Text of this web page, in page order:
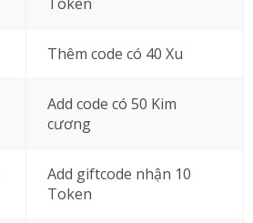
Thêm code có 40 Xu
Add code có 50 Kim
cương
Add giftcode nhận 10
Token